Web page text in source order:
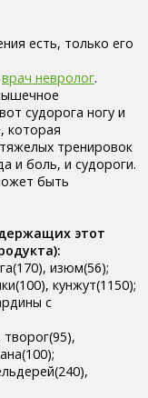
есть, только его
врач невролог.
судорога ногу и
которая
тренировок
и боль, и судороги.
быть
этот
изюм(56);
кунжут(1150);
с